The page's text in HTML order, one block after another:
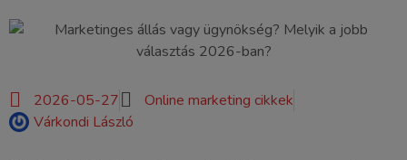
2026-05-27
Online marketing cikkek
Várkondi László